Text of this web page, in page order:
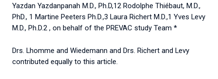
Yazdan Yazdanpanah M.D., Ph.D,12 Rodolphe Thiébaut, M.D.,
PhD., 1 Martine Peeters Ph.D.,3 Laura Richert M.D.,1 Yves Levy
M.D., Ph.D.2 , on behalf of the PREVAC study Team *
Drs. Lhomme and Wiedemann and Drs. Richert and Levy
contributed equally to this article.